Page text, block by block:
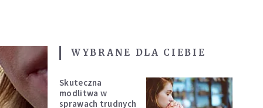
WYBRANE DLA CIEBIE
Skuteczna
modlitwa w
sprawach trudnych